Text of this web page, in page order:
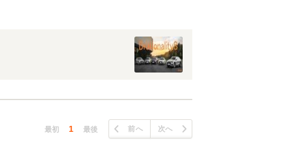
最初 1 最後 前へ 次へ